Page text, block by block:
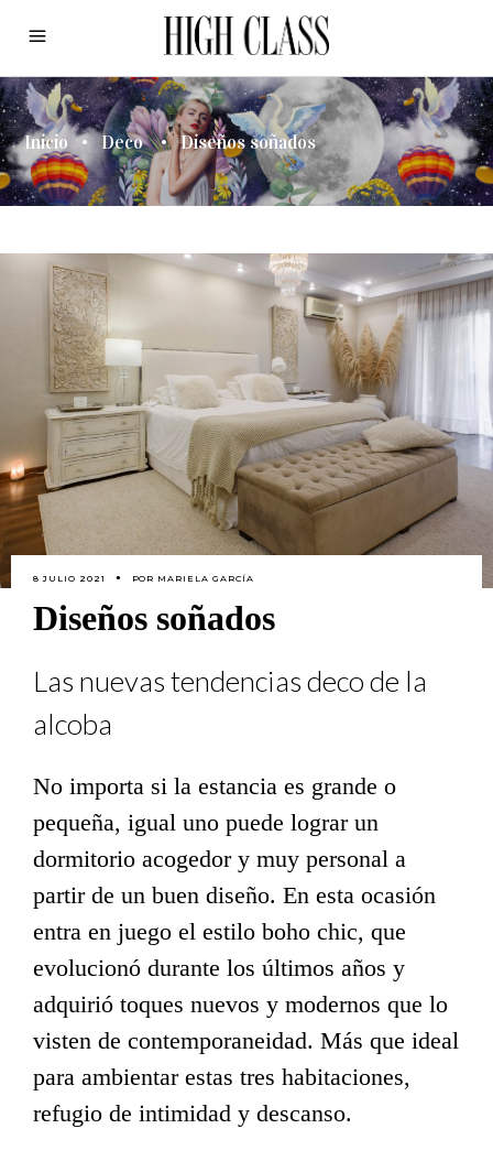
Inicio • Deco • Diseños soñados
8 JULIO 2021 POR MARIELA GARCÍA
Diseños soñados
Las nuevas tendencias deco de la
alcoba
No importa si la estancia es grande o
pequeña, igual uno puede lograr un
dormitorio acogedor y muy personal a
partir de un buen diseño. En esta ocasión
entra en juego el estilo boho chic, que
evolucionó durante los últimos años y
adquirió toques nuevos y modernos que lo
visten de contemporaneidad. Más que ideal
para ambientar estas tres habitaciones,
refugio de intimidad y descanso.